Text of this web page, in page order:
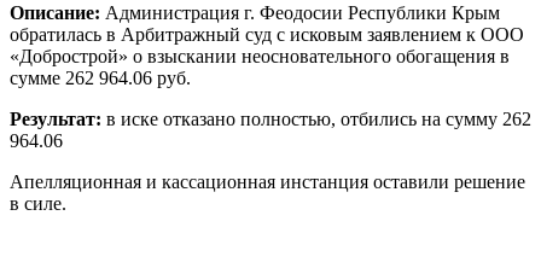
Описание: Администрация г. Феодосии Республики Крым
обратилась в Арбитражный суд с исковым заявлением к ООО
«Добрострой» о взыскании неосновательного обогащения в
сумме 262 964.06 руб.
Результат: в иске отказано полностью, отбились на сумму 262
964.06
Апелляционная и кассационная инстанция оставили решение
в силе.